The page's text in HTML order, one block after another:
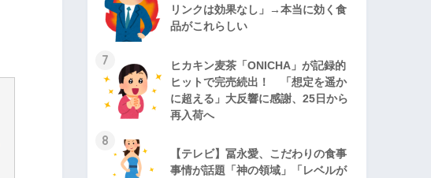
リンクは効果なし」→本当に効く食
品がこれらしい
7
ヒカキン麦茶「ONICHA」が記録的
ヒットで完売続出！ 「想定を遥か
に超える」大反響に感謝、25日から
再入荷へ
8
【テレビ】冨永愛、こだわりの食事
事情が話題「神の領域」「レベルが